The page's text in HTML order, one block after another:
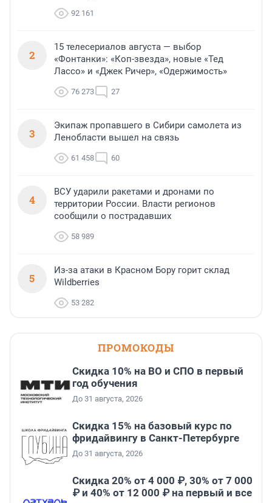
92 161
2
15 телесериалов августа — выбор
«Фонтанки»: «Коп-звезда», новые «Тед
Лассо» и «Джек Ричер», «Одержимость»
76 273 27
3
Экипаж пропавшего в Сибири самолета из
Ленобласти вышел на связь
61 458 60
4
ВСУ ударили ракетами и дронами по
территории России. Власти регионов
сообщили о пострадавших
58 989
5
Из-за атаки в Красном Бору горит склад
Wildberries
53 282
ПРОМОКОДЫ
Скидка 10% на ВО и СПО в первый
год обучения
До 31 августа, 2026
Скидка 15% на базовый курс по
фридайвингу в Санкт-Петербурге
До 31 августа, 2026
Скидка 20% от 4 000 ₽, 30% от 7 000
₽ и 40% от 12 000 ₽ на первый и все